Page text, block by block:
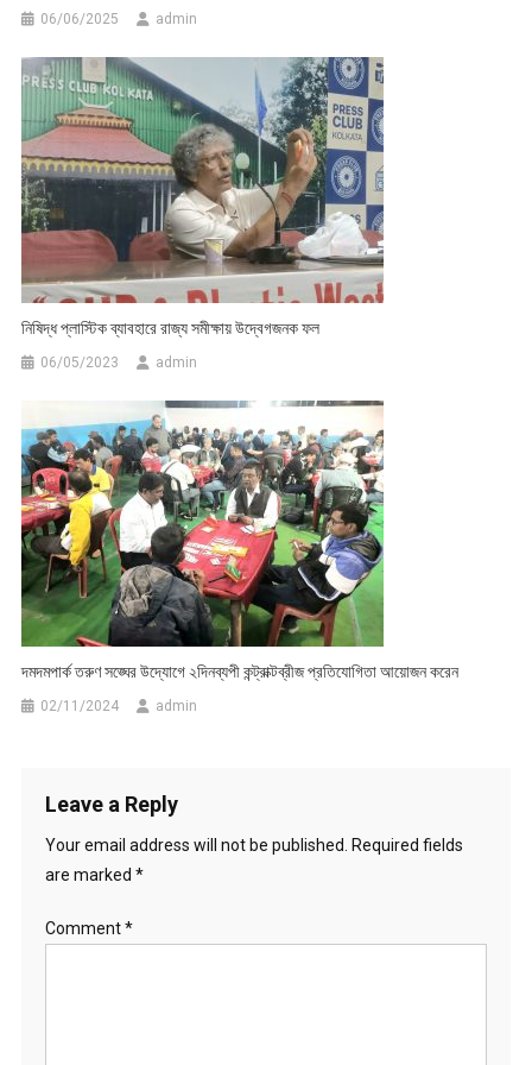
06/06/2025 admin
নিষিদ্ধ প্লাস্টিক ব্যাবহারে রাজ্য সমীক্ষায় উদ্বেগজনক ফল
06/05/2023 admin
দমদমপার্ক তরুণ সঙ্ঘের উদ্যোগে ২দিনব্যপী কন্ট্রাক্টব্রীজ প্রতিযোগিতা আয়োজন করেন
02/11/2024 admin
Leave a Reply
Your email address will not be published.
Required fields
are marked *
Comment*